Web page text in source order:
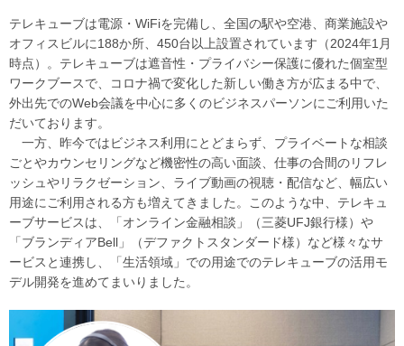
テレキューブは電源・WiFiを完備し、全国の駅や空港、商業施設や
オフィスビルに188か所、450台以上設置されています（2024年1月
時点）。テレキューブは遮音性・プライバシー保護に優れた個室型
ワークブースで、コロナ禍で変化した新しい働き方が広まる中で、
外出先でのWeb会議を中心に多くのビジネスパーソンにご利用いた
だいております。
一方、昨今ではビジネス利用にとどまらず、プライベートな相談
ごとやカウンセリングなど機密性の高い面談、仕事の合間のリフレ
ッシュやリラクゼーション、ライブ動画の視聴・配信など、幅広い
用途にご利用される方も増えてきました。このような中、テレキュ
ーブサービスは、「オンライン金融相談」（三菱UFJ銀行様）や
「ブランディアBell」（デファクトスタンダード様）など様々なサ
ービスと連携し、「生活領域」での用途でのテレキューブの活用モ
デル開発を進めてまいりました。